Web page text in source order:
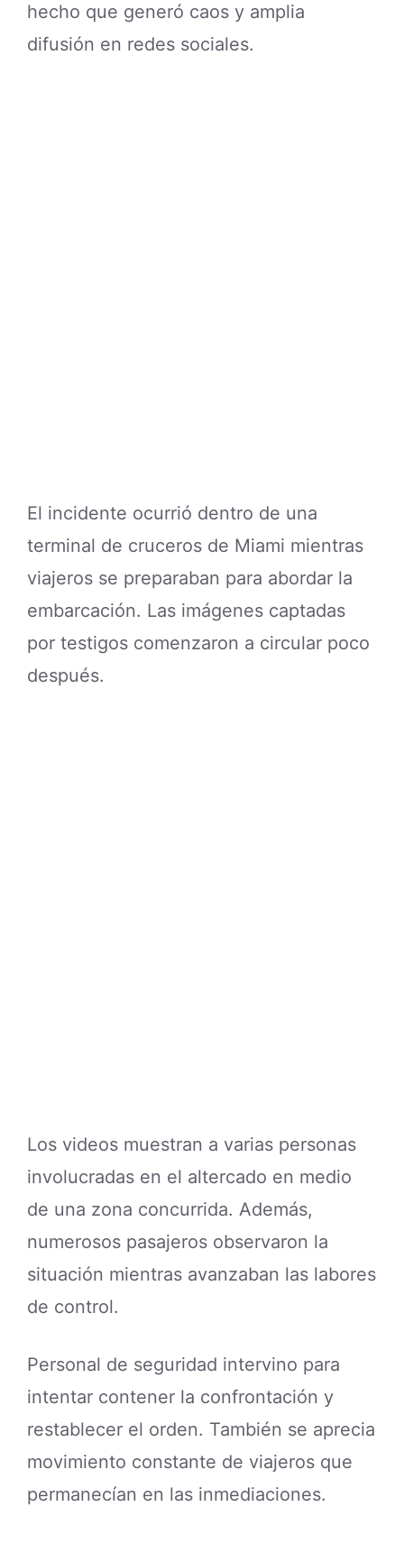
hecho que generó caos y amplia
difusión en redes sociales.
El incidente ocurrió dentro de una
terminal de cruceros de Miami mientras
viajeros se preparaban para abordar la
embarcación. Las imágenes captadas
por testigos comenzaron a circular poco
después.
Los videos muestran a varias personas
involucradas en el altercado en medio
de una zona concurrida. Además,
numerosos pasajeros observaron la
situación mientras avanzaban las labores
de control.
Personal de seguridad intervino para
intentar contener la confrontación y
restablecer el orden. También se aprecia
movimiento constante de viajeros que
permanecían en las inmediaciones.